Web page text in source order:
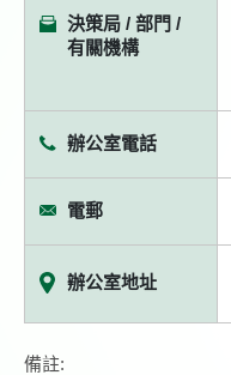
決策局 / 部門 /
有關機構
辦公室電話
電郵
辦公室地址
備註: